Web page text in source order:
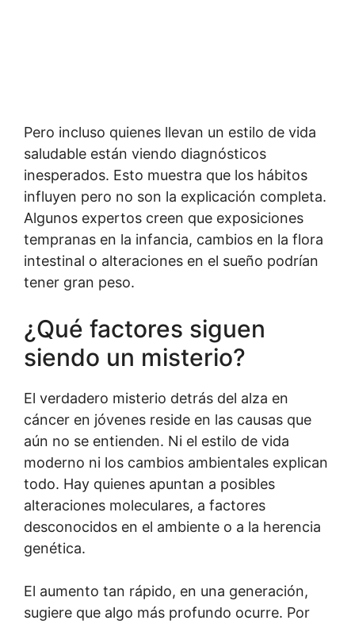
Pero incluso quienes llevan un estilo de vida
saludable están viendo diagnósticos
inesperados. Esto muestra que los hábitos
influyen pero no son la explicación completa.
Algunos expertos creen que exposiciones
tempranas en la infancia, cambios en la flora
intestinal o alteraciones en el sueño podrían
tener gran peso.
¿Qué factores siguen
siendo un misterio?
El verdadero misterio detrás del alza en
cáncer en jóvenes reside en las causas que
aún no se entienden. Ni el estilo de vida
moderno ni los cambios ambientales explican
todo. Hay quienes apuntan a posibles
alteraciones moleculares, a factores
desconocidos en el ambiente o a la herencia
genética.
El aumento tan rápido, en una generación,
sugiere que algo más profundo ocurre. Por